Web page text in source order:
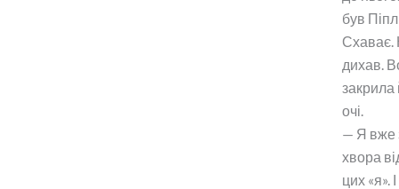
був Піпл
Схаває.
дихав.
очі.
— Я вже
хвора
цих «я».